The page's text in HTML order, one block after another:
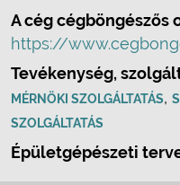
A cég cégböngészős
https://
Tevékenység,
MÉRNÖKI SZOLGÁLTATÁS,
SZOLGÁLTATÁS
Épületgépészeti